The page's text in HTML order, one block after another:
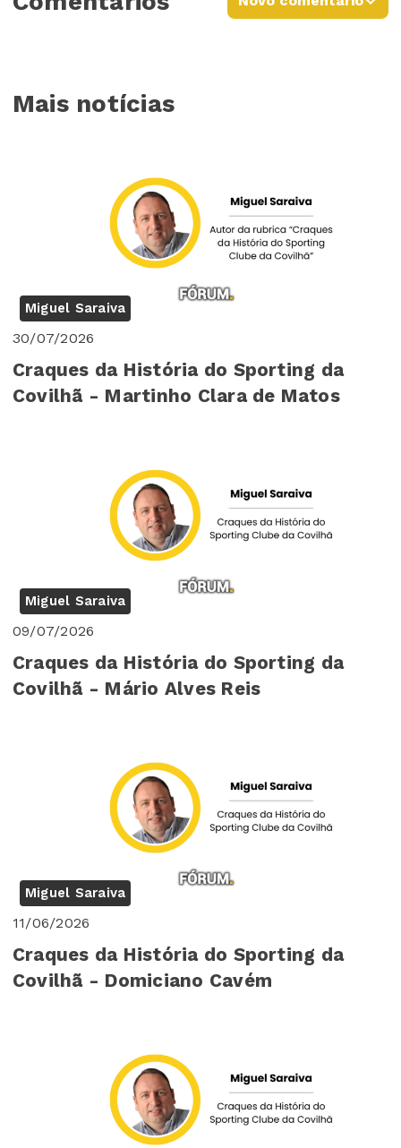
Mais notícias
Miguel Saraiva
30/07/2026
Craques da História do Sporting da
Covilhã - Martinho Clara de Matos
Miguel Saraiva
09/07/2026
Craques da História do Sporting da
Covilhã - Mário Alves Reis
Miguel Saraiva
11/06/2026
Craques da História do Sporting da
Covilhã - Domiciano Cavém